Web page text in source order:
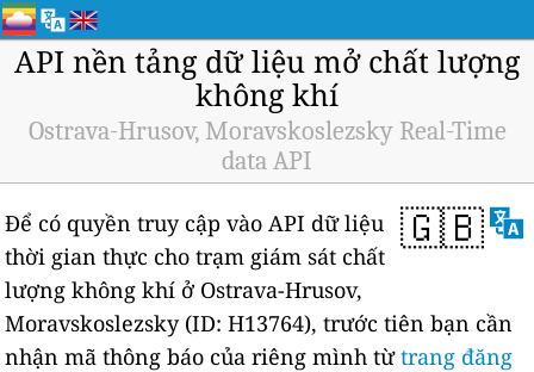
API nền tảng dữ liệu mở chất lượng
không khí
Ostrava-Hrusov, Moravskoslezsky Real-Time
data API
🇬🇧
Để có quyền truy cập vào API dữ liệu
thời gian thực cho trạm giám sát chất
lượng không khí ở Ostrava-Hrusov,
Moravskoslezsky (ID: H13764), trước tiên bạn cần
nhận mã thông báo của riêng mình từtrang đăng